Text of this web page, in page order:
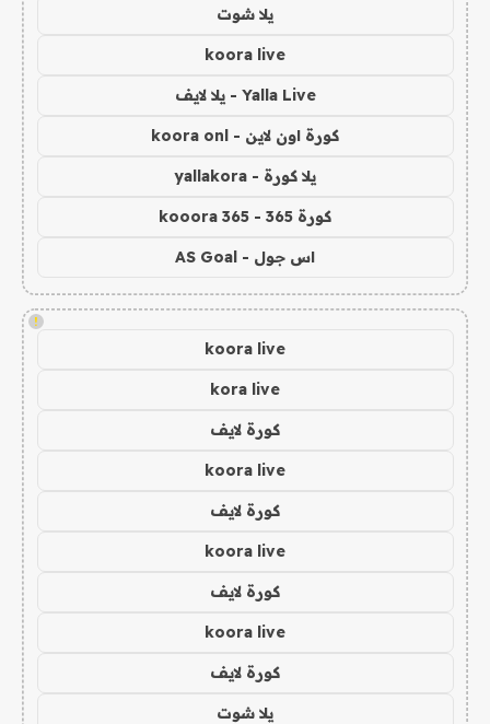
يلا شوت
koora live
Yalla Live - يلا لايف
كورة اون لاين - koora onl
يلا كورة - yallakora
كورة 365 - kooora 365
اس جول - AS Goal
!
koora live
kora live
كورة لايف
koora live
كورة لايف
koora live
كورة لايف
koora live
كورة لايف
يلا شوت